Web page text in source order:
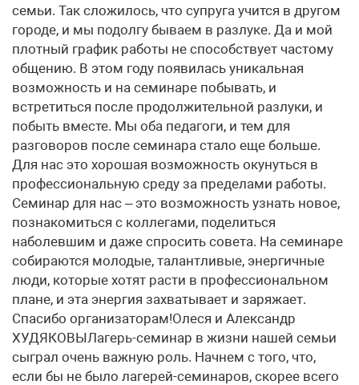
семьи. Так сложилось, что супруга учится в другом
городе, и мы подолгу бываем в разлуке. Да и мой
плотный график работы не способствует частому
общению. В этом году появилась уникальная
возможность и на семинаре побывать, и
встретиться после продолжительной разлуки, и
побыть вместе. Мы оба педагоги, и тем для
разговоров после семинара стало еще больше.
Для нас это хорошая возможность окунуться в
профессиональную среду за пределами работы.
Семинар для нас – это возможность узнать новое,
познакомиться с коллегами, поделиться
наболевшим и даже спросить совета. На семинаре
собираются молодые, талантливые, энергичные
люди, которые хотят расти в профессиональном
плане, и эта энергия захватывает и заряжает.
Спасибо организаторам!Олеся и Александр
ХУДЯКОВЫЛагерь-семинар в жизни нашей семьи
сыграл очень важную роль. Начнем с того, что,
если бы не было лагерей-семинаров, скорее всего